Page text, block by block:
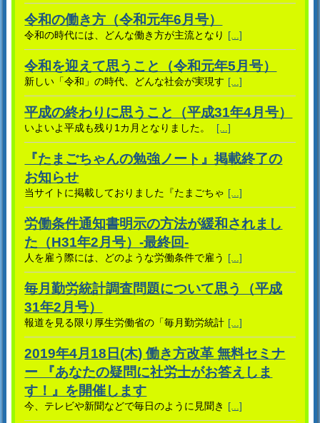
令和の働き方（令和元年6月号）
令和の時代には、どんな働き方が主流となり [...]
令和を迎えて思うこと（令和元年5月号）
新しい「令和」の時代、どんな社会が実現す [...]
平成の終わりに思うこと（平成31年4月号）
いよいよ平成も残り1カ月となりました。 [...]
『たまごちゃんの勉強ノート』掲載終了の
お知らせ
当サイトに掲載しておりました『たまごちゃ [...]
労働条件通知書明示の方法が緩和されまし
た（H31年2月号）-最終回-
人を雇う際には、どのような労働条件で雇う [...]
毎月勤労統計調査問題について思う（平成
31年2月号）
報道を見る限り厚生労働省の「毎月勤労統計 [...]
2019年4月18日(木) 働き方改革 無料セミナ
ー 『あなたの疑問に社労士がお答えしま
す！』を開催します
今、テレビや新聞などで毎日のように見聞き [...]